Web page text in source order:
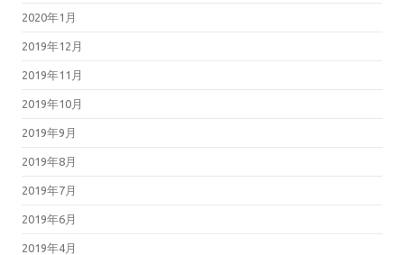
2020年1月
2019年12月
2019年11月
2019年10月
2019年9月
2019年8月
2019年7月
2019年6月
2019年4月